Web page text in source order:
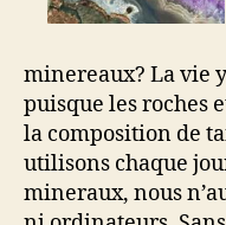
minereaux? La vie
puisque les roches
la composition de
utilisons chaque
mineraux, nous